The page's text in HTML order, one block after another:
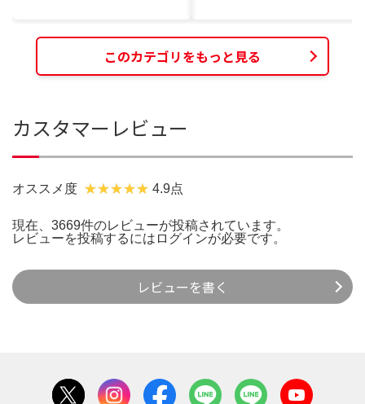
このカテゴリをもっと見る
カスタマーレビュー
オススメ度 4.9点
現在、3669件のレビューが投稿されています。
レビューを投稿するには ログインが必要です。
レビューを書く